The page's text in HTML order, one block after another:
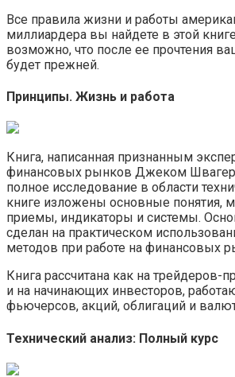
Все правила жизни и работы
миллиардера вы найдете в этой
возможно, что после ее прочтения
будет прежней.
Принципы. Жизнь и работа
Книга, написанная признанным
финансовых рынков Джеком
полное исследование в области
книге изложены основные понятия,
приемы, индикаторы и системы.
сделан на практическом
методов при работе на финансовых
Книга рассчитана как на трейдеров-
и на начинающих инвесторов,
фьючерсов, акций, облигаций и
Технический анализ: Полный курс